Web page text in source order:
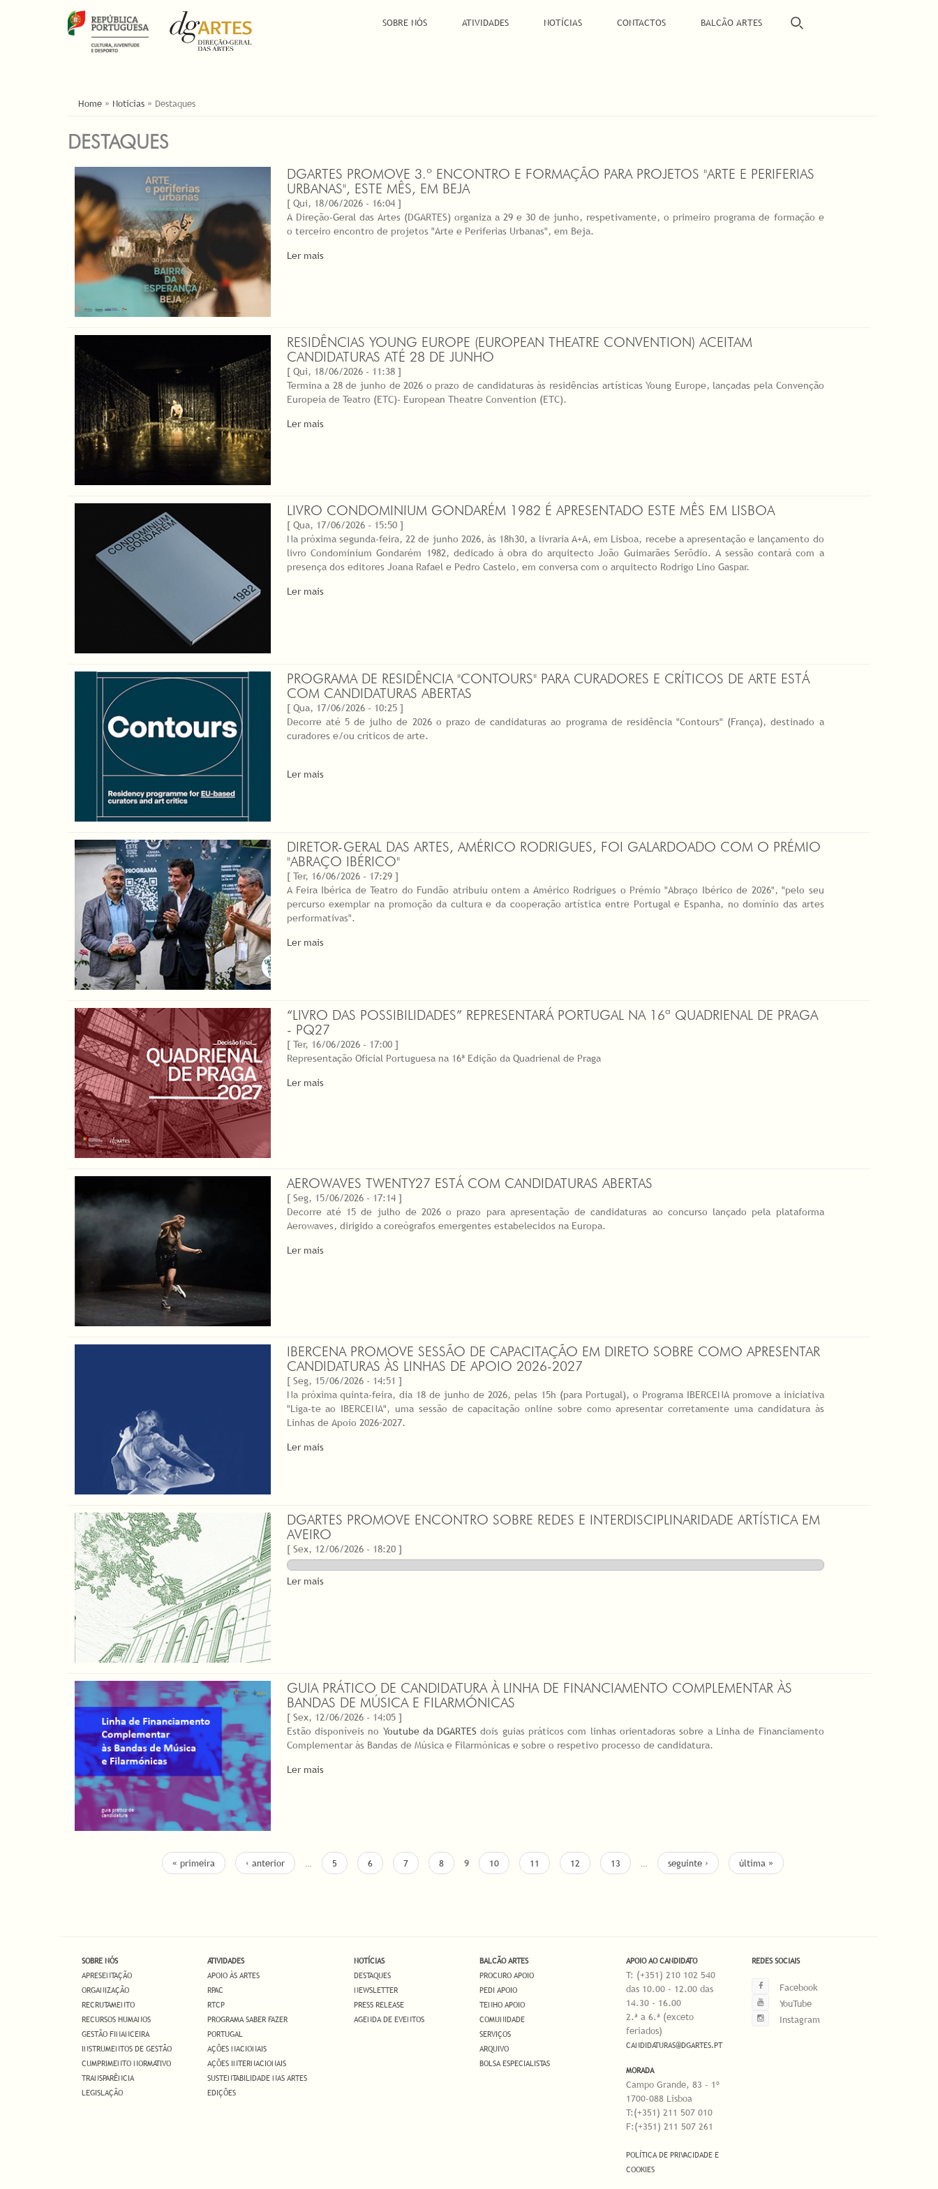
SOBRE NÓS ATIVIDADES NOTÍCIAS CONTACTOS BALCÃO ARTES
ESTÁ AQUI
Home » Notícias » Destaques
DESTAQUES
DGARTES PROMOVE 3.º ENCONTRO E FORMAÇÃO PARA PROJETOS "ARTE E PERIFERIAS
URBANAS", ESTE MÊS, EM BEJA
[ Qui, 18/06/2026 - 16:04 ]
A Direção-Geral das Artes (DGARTES) organiza a 29 e 30 de junho, respetivamente, o primeiro programa de formação e
o terceiro encontro de projetos "Arte e Periferias Urbanas", em Beja.
Ler mais
RESIDÊNCIAS YOUNG EUROPE (EUROPEAN THEATRE CONVENTION) ACEITAM
CANDIDATURAS ATÉ 28 DE JUNHO
[ Qui, 18/06/2026 - 11:38 ]
Termina a 28 de junho de 2026 o prazo de candidaturas às residências artísticas Young Europe, lançadas pela Convenção
Europeia de Teatro (ETC)- European Theatre Convention (ETC).
Ler mais
LIVRO CONDOMINIUM GONDARÉM 1982 É APRESENTADO ESTE MÊS EM LISBOA
[ Qua, 17/06/2026 - 15:50 ]
Na próxima segunda-feira, 22 de junho 2026, às 18h30, a livraria A+A, em Lisboa, recebe a apresentação e lançamento do
livro Condominium Gondarém 1982, dedicado à obra do arquitecto João Guimarães Serôdio. A sessão contará com a
presença dos editores Joana Rafael e Pedro Castelo, em conversa com o arquitecto Rodrigo Lino Gaspar.
Ler mais
PROGRAMA DE RESIDÊNCIA "CONTOURS" PARA CURADORES E CRÍTICOS DE ARTE ESTÁ
COM CANDIDATURAS ABERTAS
[ Qua, 17/06/2026 - 10:25 ]
Decorre até 5 de julho de 2026 o prazo de candidaturas ao programa de residência "Contours" (França), destinado a
curadores e/ou críticos de arte.
Ler mais
DIRETOR-GERAL DAS ARTES, AMÉRICO RODRIGUES, FOI GALARDOADO COM O PRÉMIO
"ABRAÇO IBÉRICO"
[ Ter, 16/06/2026 - 17:29 ]
A Feira Ibérica de Teatro do Fundão atribuiu ontem a Américo Rodrigues o Prémio "Abraço Ibérico de 2026", "pelo seu
percurso exemplar na promoção da cultura e da cooperação artística entre Portugal e Espanha, no domínio das artes
performativas".
Ler mais
“LIVRO DAS POSSIBILIDADES” REPRESENTARÁ PORTUGAL NA 16ª QUADRIENAL DE PRAGA
- PQ27
[ Ter, 16/06/2026 - 17:00 ]
Representação Oficial Portuguesa na 16ª Edição da Quadrienal de Praga
Ler mais
AEROWAVES TWENTY27 ESTÁ COM CANDIDATURAS ABERTAS
[ Seg, 15/06/2026 - 17:14 ]
Decorre até 15 de julho de 2026 o prazo para apresentação de candidaturas ao concurso lançado pela plataforma
Aerowaves, dirigido a coreógrafos emergentes estabelecidos na Europa.
Ler mais
IBERCENA PROMOVE SESSÃO DE CAPACITAÇÃO EM DIRETO SOBRE COMO APRESENTAR
CANDIDATURAS ÀS LINHAS DE APOIO 2026-2027
[ Seg, 15/06/2026 - 14:51 ]
Na próxima quinta-feira, dia 18 de junho de 2026, pelas 15h (para Portugal), o Programa IBERCENA promove a iniciativa
"Liga-te ao IBERCENA", uma sessão de capacitação online sobre como apresentar corretamente uma candidatura às
Linhas de Apoio 2026–2027.
Ler mais
DGARTES PROMOVE ENCONTRO SOBRE REDES E INTERDISCIPLINARIDADE ARTÍSTICA EM
AVEIRO
[ Sex, 12/06/2026 - 18:20 ]
Ler mais
GUIA PRÁTICO DE CANDIDATURA À LINHA DE FINANCIAMENTO COMPLEMENTAR ÀS
BANDAS DE MÚSICA E FILARMÓNICAS
[ Sex, 12/06/2026 - 14:05 ]
Estão disponíveis no Youtube da DGARTES dois guias práticos com linhas orientadoras sobre a Linha de Financiamento
Complementar às Bandas de Música e Filarmónicas e sobre o respetivo processo de candidatura.
Ler mais
« primeira ‹ anterior … 5 6 7 8 9 10 11 12 13 … seguinte › última »
SOBRE NÓS
APRESENTAÇÃO
ORGANIZAÇÃO
RECRUTAMENTO
RECURSOS HUMANOS
GESTÃO FINANCEIRA
INSTRUMENTOS DE GESTÃO
CUMPRIMENTO NORMATIVO
TRANSPARÊNCIA
LEGISLAÇÃO
ATIVIDADES
APOIO ÀS ARTES
RPAC
RTCP
PROGRAMA SABER FAZER
PORTUGAL
AÇÕES NACIONAIS
AÇÕES INTERNACIONAIS
SUSTENTABILIDADE NAS ARTES
EDIÇÕES
NOTÍCIAS
DESTAQUES
NEWSLETTER
PRESS RELEASE
AGENDA DE EVENTOS
BALCÃO ARTES
PROCURO APOIO
PEDI APOIO
TENHO APOIO
COMUNIDADE
SERVIÇOS
ARQUIVO
BOLSA ESPECIALISTAS
APOIO AO CANDIDATO
T: (+351) 210 102 540
das 10.00 - 12.00 das
14.30 - 16.00
2.ª a 6.ª (exceto
feriados)
CANDIDATURAS@DGARTES.PT
MORADA
Campo Grande, 83 - 1º
1700-088 Lisboa
T:(+351) 211 507 010
F:(+351) 211 507 261
POLÍTICA DE PRIVACIDADE E
COOKIES
REDES SOCIAIS
Facebook
YouTube
Instagram